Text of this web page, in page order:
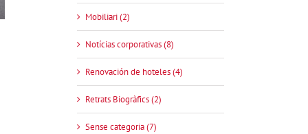
Mobiliari (2)
Notícias corporativas (8)
Renovación de hoteles (4)
Retrats Biogràfics (2)
Sense categoria (7)